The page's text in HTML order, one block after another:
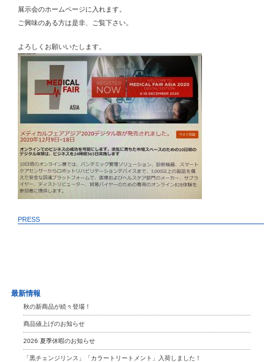
展示会のホームページに入れます。
ご興味のある方は是非、ご覧下さい。
よろしくお願いいたします。
PRESS
最新情報
秋の新商品が続々登場！
商品値上げのお知らせ
2026 夏季休暇のお知らせ
「黒チェンジリンス」「カラートリートメント」入荷しました！